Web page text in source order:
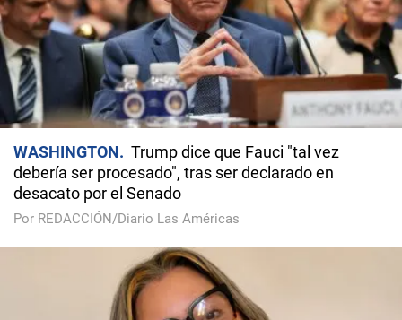
WASHINGTON
Trump dice que Fauci "tal vez
debería ser procesado", tras ser declarado en
desacato por el Senado
Por REDACCIÓN/Diario Las Américas